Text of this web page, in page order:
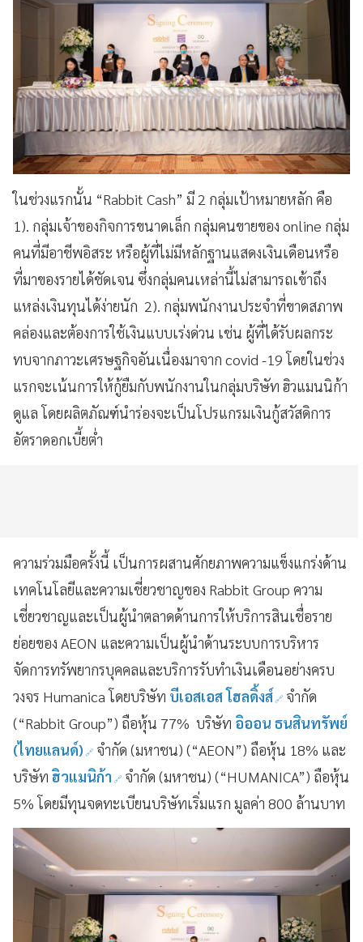
ในช่วงแรกนั้น “Rabbit Cash” มี 2 กลุ่มเป้าหมายหลัก คือ
1). กลุ่มเจ้าของกิจการขนาดเล็ก กลุ่มคนขายของ online กลุ่ม
คนที่มีอาชีพอิสระ หรือผู้ที่ไม่มีหลักฐานแสดงเงินเดือนหรือ
ที่มาของรายได้ชัดเจน ซึ่งกลุ่มคนเหล่านี้ไม่สามารถเข้าถึง
แหล่งเงินทุนได้ง่ายนัก 2). กลุ่มพนักงานประจำที่ขาดสภาพ
คล่องและต้องการใช้เงินแบบเร่งด่วน เช่น ผู้ที่ได้รับผลกระ
ทบจากภาวะเศรษฐกิจอันเนื่องมาจาก covid -19 โดยในช่วง
แรกจะเน้นการให้กู้ยืมกับพนักงานในกลุ่มบริษัท ฮิวแมนนิก้า
ดูแล โดยผลิตภัณฑ์นำร่องจะเป็นโปรแกรมเงินกู้สวัสดิการ
อัตราดอกเบี้ยต่ำ
ความร่วมมือครั้งนี้ เป็นการผสานศักยภาพความแข็งแกร่งด้าน
เทคโนโลยีและความเชี่ยวชาญของ Rabbit Group ความ
เชี่ยวชาญและเป็นผู้นำตลาดด้านการให้บริการสินเชื่อราย
ย่อยของ AEON และความเป็นผู้นำด้านระบบการบริหาร
จัดการทรัพยากรบุคคลและบริการรับทำเงินเดือนอย่างครบ
วงจร Humanicaโดยบริษัท บีเอสเอส โฮลดิ้งส์ จำกัด
(“Rabbit Group”) ถือหุ้น 77% บริษัท อิออน ธนสินทรัพย์
(ไทยแลนด์) จำกัด (มหาชน) (“AEON”) ถือหุ้น 18% และ
บริษัท ฮิวแมนิก้า จำกัด (มหาชน) (“HUMANICA”) ถือหุ้น
5%โดยมีทุนจดทะเบียนบริษัทเริ่มแรก มูลค่า 800 ล้านบาท